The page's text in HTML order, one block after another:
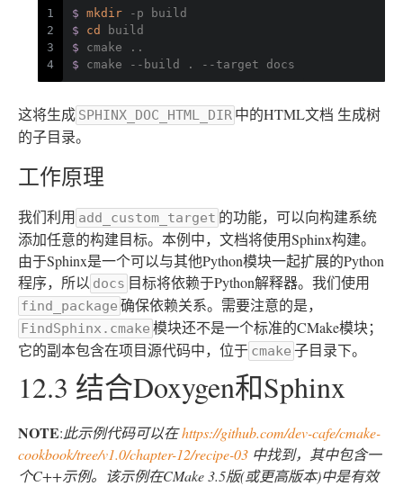
1
2
3
4
$ mkdir -p build
$ cd
build
$ cmake ..
$ cmake --build . --target docs
这将生成 SPHINX_DOC_HTML_DIR 中的HTML文档 生成树
的子目录。
工作原理
我们利用 add_custom_target 的功能，可以向构建系统
添加任意的构建目标。本例中，文档将使用Sphinx构建。
由于Sphinx是一个可以与其他Python模块一起扩展的Python
程序，所以 docs 目标将依赖于Python解释器。我们使用
find_package 确保依赖关系。需要注意的是，
FindSphinx.cmake 模块还不是一个标准的CMake模块；
它的副本包含在项目源代码中，位于 cmake 子目录下。
12.3 结合Doxygen和Sphinx
NOTE:此示例代码可以在https://github.com/dev-cafe/cmake-
cookbook/tree/v1.0/chapter-12/recipe-03 中找到，其中包含一
个C++示例。该示例在CMake 3.5版(或更高版本)中是有效